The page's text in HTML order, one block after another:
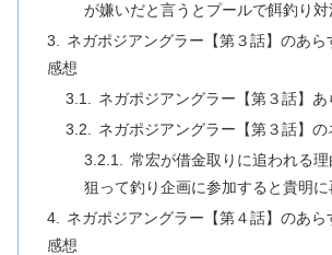
が嫌いだと言うとプールで餌釣り対
ネガポジアングラー【第３話】のあら
感想
ネガポジアングラー【第３話】あ
ネガポジアングラー【第３話】の
常宏が借金取りに追われる
狙って釣り企画に参加すると貴明に
ネガポジアングラー【第４話】のあら
感想